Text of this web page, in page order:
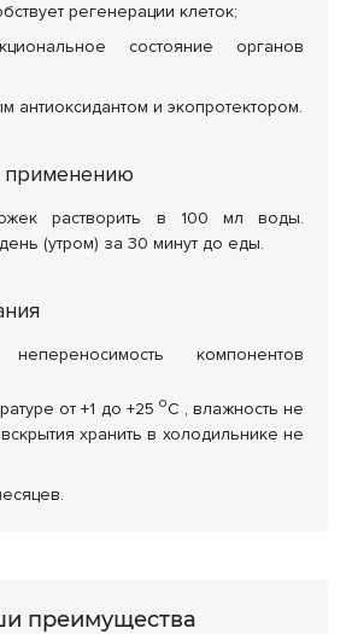
регенерации клеток;
состояние органов
антиоксидантом и экопротектором.
применению
растворить в 100 мл воды.
(утром) за 30 минут до еды.
непереносимость компонентов
от +1 до +25 оС , влажность не
хранить в холодильнике не
преимущества